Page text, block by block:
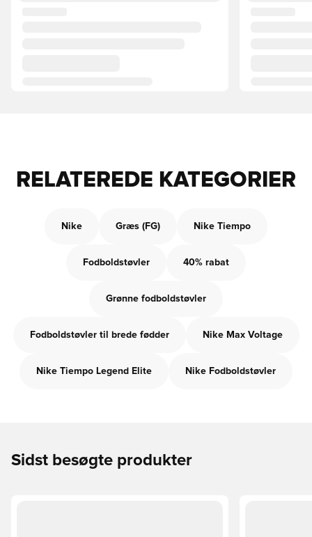
RELATEREDE KATEGORIER
Nike Græs (FG) Nike Tiempo
Fodboldstøvler 40% rabat
Grønne fodboldstøvler
Fodboldstøvler til brede fødder Nike Max Voltage
Nike Tiempo Legend Elite Nike Fodboldstøvler
Sidst besøgte produkter